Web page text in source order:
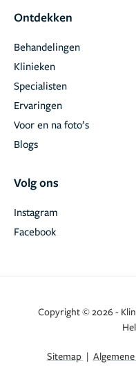
Ontdekken
Behandelingen
Klinieken
Specialisten
Ervaringen
Voor en na foto’s
Blogs
Volg ons
Facebook
Instagram
Copyright © 2026 -
Sitemap |